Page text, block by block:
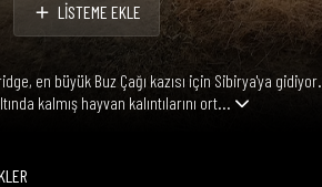
LİSTEME EKLE
en büyük Buz Çağı kazısı için Sibirya'ya gidiyor.
kalmış hayvan kalıntılarını ort...